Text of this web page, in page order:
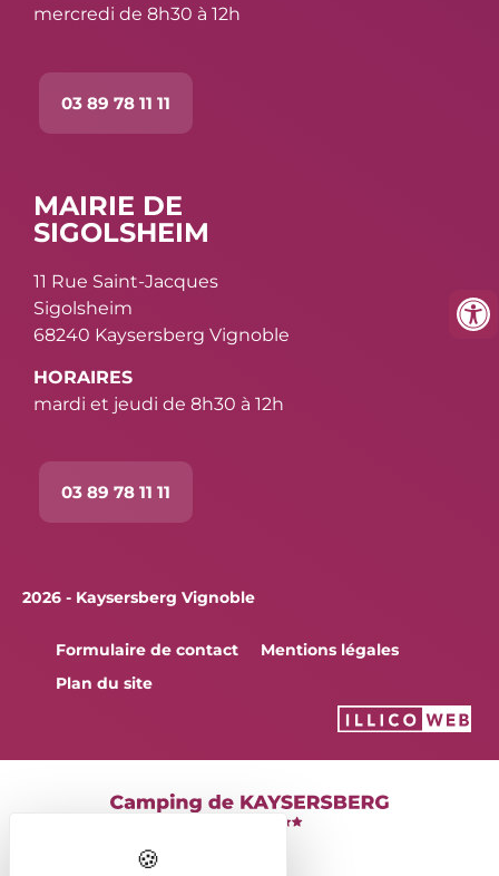
mercredi de 8h30 à 12h
03 89 78 11 11
MAIRIE DE
SIGOLSHEIM
11 Rue Saint-Jacques
Sigolsheim
68240 Kaysersberg Vignoble
HORAIRES
mardi et jeudi de 8h30 à 12h
03 89 78 11 11
2026 - Kaysersberg Vignoble
Formulaire de contact
Mentions légales
Plan du site